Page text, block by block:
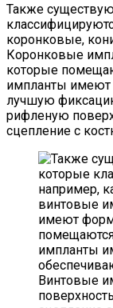
Также
коронковые,
Коронковые
которые
импланты имеют
лучшую
рифленую
сцепление с